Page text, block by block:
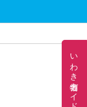
いわき名物ガイド